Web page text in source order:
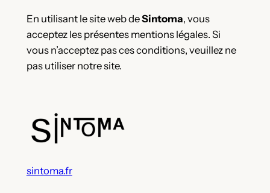
En utilisant le site web deSintoma, vous
acceptez les présentes mentions légales. Si
vous n’acceptez pas ces conditions, veuillez ne
pas utiliser notre site.
sintoma.fr